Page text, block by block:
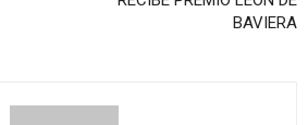
BAVIERA